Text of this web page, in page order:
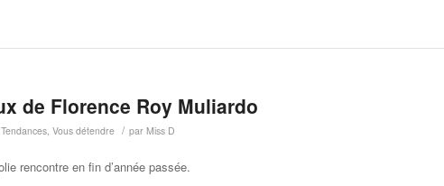
de Florence Roy Muliardo
, Vous détendre / par Miss D
rencontre en fin d’année passée.